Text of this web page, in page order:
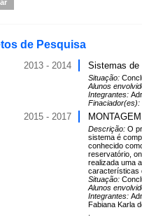
de Pesquisa
2013 - 2014 Sistemas de
Situação:
Alunos
Integrantes:
Finaciador(es):
2015 - 2017
Descrição: O
sistema é
conhecido
reservatório,
realizada uma
características
Situação:
Alunos
Integrantes:
Fabiana Karla